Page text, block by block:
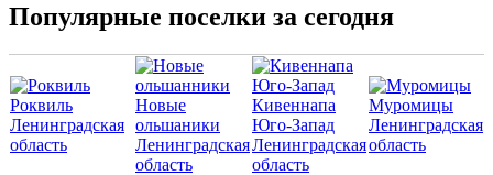
Популярные поселки за сегодня
Роквиль
Ленинградская
область
Новые
ольшаники
Ленинградская
область
Кивеннапа
Юго-Запад
Ленинградская
область
Муромицы
Ленинградская
область